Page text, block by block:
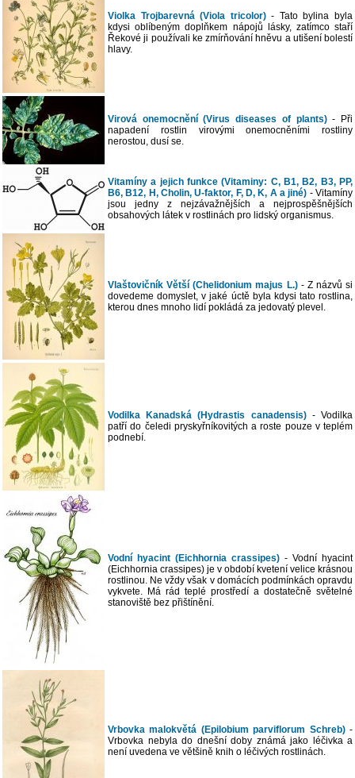
Violka Trojbarevná (Viola tricolor)- Tato bylina byla
kdysi oblíbeným doplňkem nápojů lásky, zatímco staří
Řekové ji používali ke zmírňování hněvu a utišení bolestí
hlavy.
Virová onemocnění (Virus diseases of plants)- Při
napadení rostlin virovými onemocněními rostliny
nerostou, dusí se.
Vitamíny a jejich funkce (Vitaminy: C, B1, B2, B3, PP,
B6, B12, H, Cholin, U-faktor, F, D, K, A a jiné) - Vitamíny
jsou jedny z nejzávažnějších a nejprospěšnějších
obsahových látek v rostlinách pro lidský organismus.
Vlaštovičník Větší (Chelidonium majus L.)- Z názvů si
dovedeme domyslet, v jaké úctě byla kdysi tato rostlina,
kterou dnes mnoho lidí pokládá za jedovatý plevel.
Vodilka Kanadská (Hydrastis canadensis)- Vodilka
patří do čeledi pryskyřníkovitých a roste pouze v teplém
podnebí.
Vodní hyacint (Eichhornia crassipes) - Vodní hyacint
(Eichhornia crassipes) je v období kvetení velice krásnou
rostlinou. Ne vždy však v domácích podmínkách opravdu
vykvete. Má rád teplé prostředí a dostatečně světelné
stanoviště bez přištínění.
Vrbovka malokvětá (Epilobium parviflorum Schreb)-
Vrbovka nebyla do dnešní doby známá jako léčivka a
není uvedena ve většině knih o léčivých rostlinách.